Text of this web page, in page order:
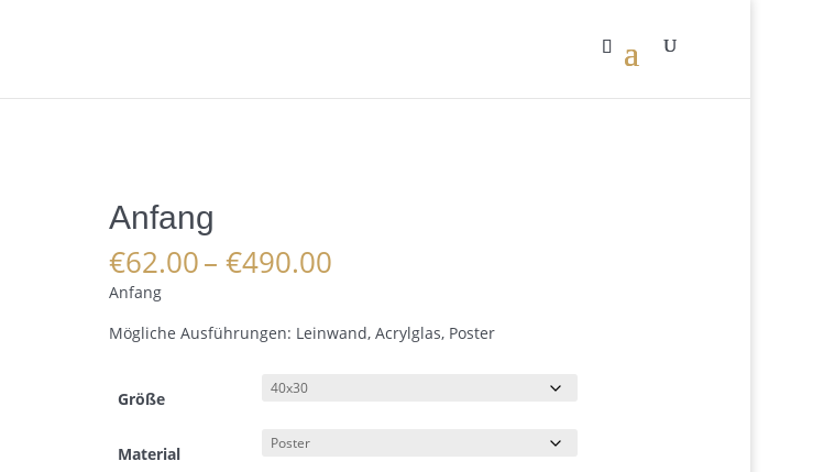
Anfang
€62.00– €490.00Preisspanne:
€490.00
Anfang
Mögliche Ausführungen: Leinwand, Acrylglas, Poster
Größe
Material